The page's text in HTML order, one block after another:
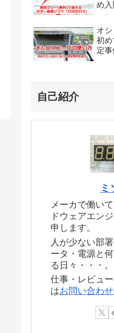
め入
オシ
初め
定
自己紹介
ミ
メーカで働い
ドウェアエン
申します。
人が少ない部
ータ・電源と
る日々・・・。
仕事・レビュ
はお問い合わ